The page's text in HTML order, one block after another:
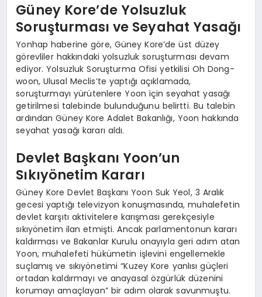
Güney Kore’de Yolsuzluk
Soruşturması ve Seyahat Yasağı
Yonhap haberine göre, Güney Kore’de üst düzey
görevliler hakkındaki yolsuzluk soruşturması devam
ediyor. Yolsuzluk Soruşturma Ofisi yetkilisi Oh Dong-
woon, Ulusal Meclis’te yaptığı açıklamada,
soruşturmayı yürütenlere Yoon için seyahat yasağı
getirilmesi talebinde bulunduğunu belirtti. Bu talebin
ardından Güney Kore Adalet Bakanlığı, Yoon hakkında
seyahat yasağı kararı aldı.
Devlet Başkanı Yoon’un
Sıkıyönetim Kararı
Güney Kore Devlet Başkanı Yoon Suk Yeol, 3 Aralık
gecesi yaptığı televizyon konuşmasında, muhalefetin
devlet karşıtı aktivitelere karışması gerekçesiyle
sıkıyönetim ilan etmişti. Ancak parlamentonun kararı
kaldırması ve Bakanlar Kurulu onayıyla geri adım atan
Yoon, muhalefeti hükümetin işlevini engellemekle
suçlamış ve sıkıyönetimi “Kuzey Kore yanlısı güçleri
ortadan kaldırmayı ve anayasal özgürlük düzenini
korumayı amaçlayan” bir adım olarak savunmuştu.